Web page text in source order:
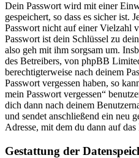
Dein Passwort wird mit einer
gespeichert, so dass es sicher ist.
Passwort nicht auf einer Vielzahl
Passwort ist dein Schlüssel zu
also geh mit ihm sorgsam um.
des Betreibers, von phpBB
berechtigterweise nach deinem
Passwort vergessen haben, so
mein Passwort vergessen“
dich dann nach deinem
und sendet anschließend ein neu
Adresse, mit dem du dann auf
Gestattung der